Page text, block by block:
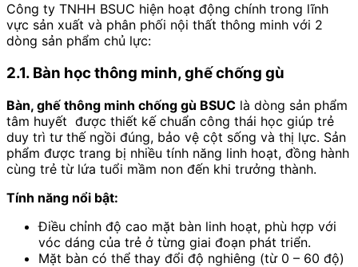
Công ty TNHH BSUC hiện hoạt động chính trong lĩnh
vực sản xuất và phân phối nội thất thông minh với 2
dòng sản phẩm chủ lực:
2.1. Bàn học thông minh, ghế chống gù
Bàn, ghế thông minh chống gù BSUC là dòng sản phẩm
tâm huyết được thiết kế chuẩn công thái học giúp trẻ
duy trì tư thế ngồi đúng, bảo vệ cột sống và thị lực. Sản
phẩm được trang bị nhiều tính năng linh hoạt, đồng hành
cùng trẻ từ lứa tuổi mầm non đến khi trưởng thành.
Tính năng nổi bật:
Điều chỉnh độ cao mặt bàn linh hoạt, phù hợp với
vóc dáng của trẻ ở từng giai đoạn phát triển.
Mặt bàn có thể thay đổi độ nghiêng (từ 0 – 60 độ)